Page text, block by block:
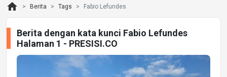
home Berita Tags Fabio Lefundes
Berita dengan kata kunci Fabio Lefundes
Halaman 1 - PRESISI.CO